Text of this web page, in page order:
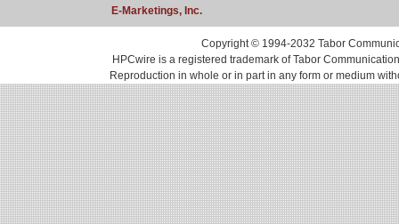
E-Marketings, Inc.
Copyright © 1994-2032 Tabor
HPCwire is a registered trademark of Tabor
Reproduction in whole or in part in any form or medium